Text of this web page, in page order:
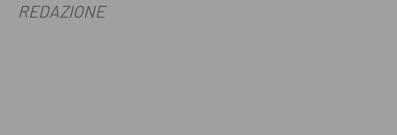
REDAZIONE